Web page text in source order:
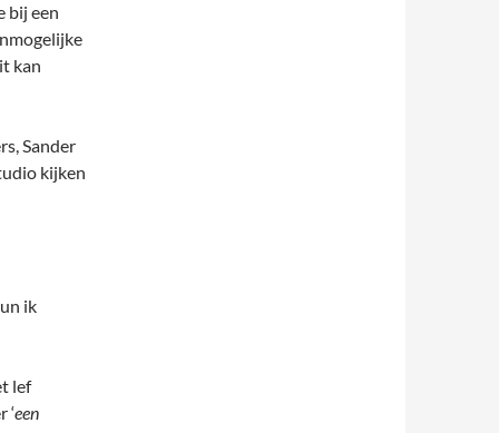
bij een
kan
Sander
kijken
ik
lef
‘een